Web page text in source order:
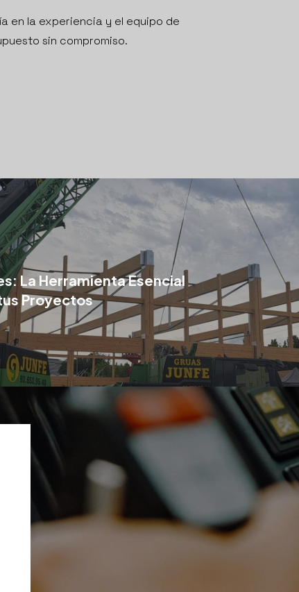
en la experiencia y el equipo de
sin compromiso.
La Herramienta Esencial
Proyectos